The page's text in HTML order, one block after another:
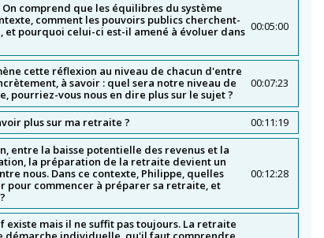
comprend que les équilibres du système
comment les pouvoirs publics cherchent-
pourquoi celui-ci est-il amené à évoluer dans 00:05:00
cette réflexion au niveau de chacun d'entre
à savoir : quel sera notre niveau de
pourriez-vous nous en dire plus sur le sujet ?
00:07:23
plus sur ma retraite ?
00:11:19
entre la baisse potentielle des revenus et la
la préparation de la retraite devient un
nous. Dans ce contexte, Philippe, quelles
pour commencer à préparer sa retraite, et
00:12:28
existe mais il ne suffit pas toujours. La retraite